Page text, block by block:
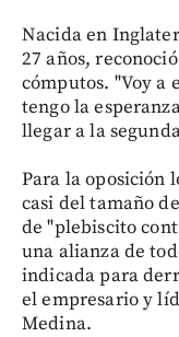
Nacida en
27 años,
cómputos. "Voy a
tengo la
llegar a la
Para la oposición
casi del tamaño
de "plebiscito
una alianza de
indicada para
el empresario y
Medina.